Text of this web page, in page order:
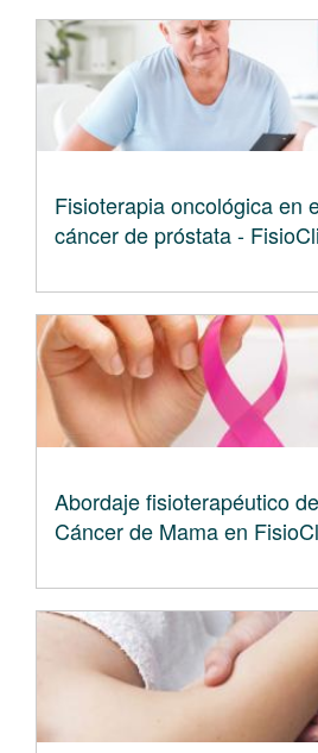
Fisioterapia oncológica en
cáncer de próstata -
Abordaje fisioterapéutico
Cáncer de Mama en